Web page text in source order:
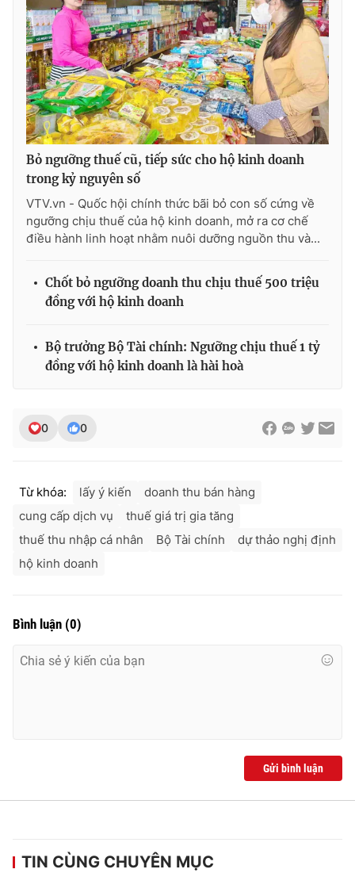
Ðiện thoại Thời báo VTV:024.66 897 897
Email:toasoan@vtv.vn
Liên hệ quảng cáo:024-7300.7108
® Cấm sao chép dưới mọi hình thức nếu không có sự chấp
thuận bằng văn bản. Ghi rõ nguồn VTV.vn khi phát hành lại
thông tin từ website này.
Bỏ ngưỡng thuế cũ, tiếp sức cho hộ kinh doanh
trong kỷ nguyên số
VTV.vn - Quốc hội chính thức bãi bỏ con số cứng về
ngưỡng chịu thuế của hộ kinh doanh, mở ra cơ chế
điều hành linh hoạt nhằm nuôi dưỡng nguồn thu và...
Chốt bỏ ngưỡng doanh thu chịu thuế 500 triệu
đồng với hộ kinh doanh
Bộ trưởng Bộ Tài chính: Ngưỡng chịu thuế 1 tỷ
đồng với hộ kinh doanh là hài hoà
0 0
Từ khóa: lấy ý kiến
doanh thu bán hàng
cung cấp dịch vụ
thuế giá trị gia tăng
thuế thu nhập cá nhân
Bộ Tài chính
dự thảo nghị định
hộ kinh doanh
Bình luận (0)
Gửi bình luận
TIN CÙNG CHUYÊN MỤC